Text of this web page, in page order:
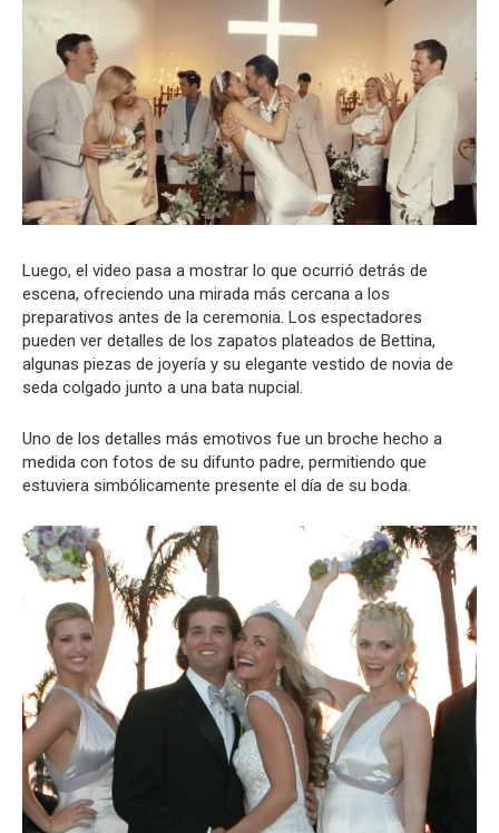
Luego, el video pasa a mostrar lo que ocurrió detrás de
escena, ofreciendo una mirada más cercana a los
preparativos antes de la ceremonia. Los espectadores
pueden ver detalles de los zapatos plateados de Bettina,
algunas piezas de joyería y su elegante vestido de novia de
seda colgado junto a una bata nupcial.
Uno de los detalles más emotivos fue un broche hecho a
medida con fotos de su difunto padre, permitiendo que
estuviera simbólicamente presente el día de su boda.